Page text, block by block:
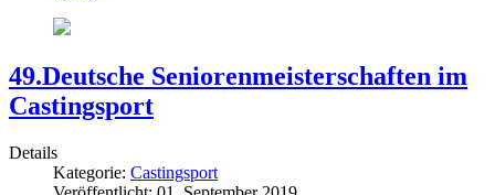
49.Deutsche Seniorenmeisterschaften im
Castingsport
Details
Kategorie: Castingsport